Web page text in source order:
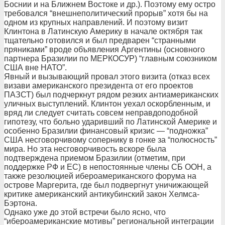
Боснии и на Ближнем Востоке и др.). Поэтому ему остро
требовался “внешнеполитический прорыв” хотя бы на
одном из крупных направлений. И поэтому визит
Клинтона в Латинскую Америку в начале октября так
тщательно готовился и был предварен “странными
пряниками” вроде объявления Аргентины (основного
партнера Бразилии по МЕРКОСУР) “главным союзником
США вне НАТО”.
Явный и вызывающий провал этого визита (отказ всех
визави американского президента от его проектов
ПАЗСТ) был подчеркнут рядом резких антиамериканских
уличных выступлений. Клинтон уехал оскорбленным, и
вряд ли следует считать совсем неправдоподобной
гипотезу, что больно ударивший по Латинской Америке и
особенно Бразилии финансовый кризис — “подножка”
США несговорчивому сопернику в гонке за “полюсность”
мира. Но эта несговорчивость вскоре была
подтверждена приемом Бразилии (отметим, при
поддержке РФ и ЕС) в непостоянные члены СБ ООН, а
также резолюцией ибероамериканского форума на
острове Маргерита, где был подвергнут уничижающей
критике американский антикубинский закон Хелмса-
Бэртона.
Однако уже до этой встречи было ясно, что
“ибероамериканские мотивы” региональной интеграции